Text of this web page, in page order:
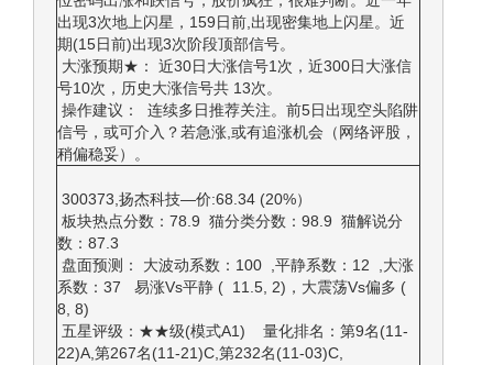
出现3次地上闪星，159日前,出现密集地上闪星。近
期(15日前)出现3次阶段顶部信号。
大涨预期★： 近30日大涨信号1次，近300日大涨信
号10次，历史大涨信号共 13次。
操作建议： 连续多日推荐关注。前5日出现空头陷阱
信号，或可介入？若急涨,或有追涨机会（网络评股，
稍偏稳妥）。
300373,扬杰科技—价:68.34 (20%）
板块热点分数：78.9 猫分类分数：98.9 猫解说分
数：87.3
盘面预测： 大波动系数：100 ,平静系数：12 ,大涨
系数：37 易涨Vs平静 ( 11.5, 2)，大震荡Vs偏多 (
8, 8)
五星评级：★★级(模式A1) 量化排名：第9名(11-
22)A,第267名(11-21)C,第232名(11-03)C,